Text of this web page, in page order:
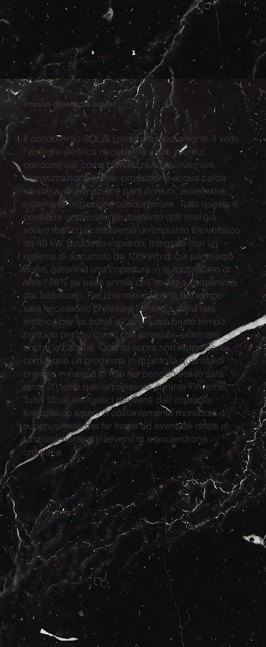
Il nostro generatore solare
Il condominio SOLIS I produrrà mediamente 3 volte
l'energia elettrica necessaria a tutti i servizi
condominiali come climatizzazione invernale,
climatizzazione estiva, produzione acqua calda
sanitaria, illuminazione parti comuni, ascensore,
sistema di irrigazione condominiale. Tutto questo è
possibile grazie allo sfruttamento dell'energia
solare realizzata attraverso un impianto fotovoltaico
da 40 kW. Suddetto impianto, integrato con un
sistema di accumulo da 100kWh di cui parleremo
dopo, garantirà una copertura in autoconsumo di
oltre l'88% su base annua dell'energia consumata
dal fabbricato. Per una minima parte del tempo
sarà necessario prelevare l'energia dalla rete
elettrica per far fronte all'eventuale brutto tempo
protratto per più giorni che potrebbe scaricare
anche le batterie. Quanto sopra non rappresenta
comunque un problema in quanto la quantità di
energia immessa in rete nel periodo estivo sarà
circa 20 volte quella prelavata durante l'inverno.
Tutti i flussi energetici derivanti dall'impianto
fotovoltaico saranno costantemente monitorati e
supervisionati per far fronte ad eventuali difetti di
funzionamento o interventi di manutenzione
ordinaria.